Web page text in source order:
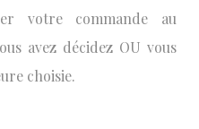
votre commande au
avez décidez OU vous
choisie.